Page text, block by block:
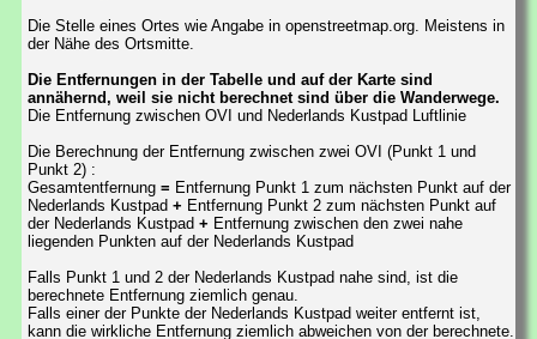
Die Stelle eines Ortes wie Angabe in openstreetmap.org. Meistens in
der Nähe des Ortsmitte.
Die Entfernungen in der Tabelle und auf der Karte sind
annähernd, weil sie nicht berechnet sind über die Wanderwege.
Die Entfernung zwischen OVI und Nederlands Kustpad Luftlinie
Die Berechnung der Entfernung zwischen zwei OVI (Punkt 1 und
Punkt 2) :
Gesamtentfernung = Entfernung Punkt 1 zum nächsten Punkt auf der
Nederlands Kustpad + Entfernung Punkt 2 zum nächsten Punkt auf
der Nederlands Kustpad + Entfernung zwischen den zwei nahe
liegenden Punkten auf der Nederlands Kustpad
Falls Punkt 1 und 2 der Nederlands Kustpad nahe sind, ist die
berechnete Entfernung ziemlich genau.
Falls einer der Punkte der Nederlands Kustpad weiter entfernt ist,
kann die wirkliche Entfernung ziemlich abweichen von der berechnete.